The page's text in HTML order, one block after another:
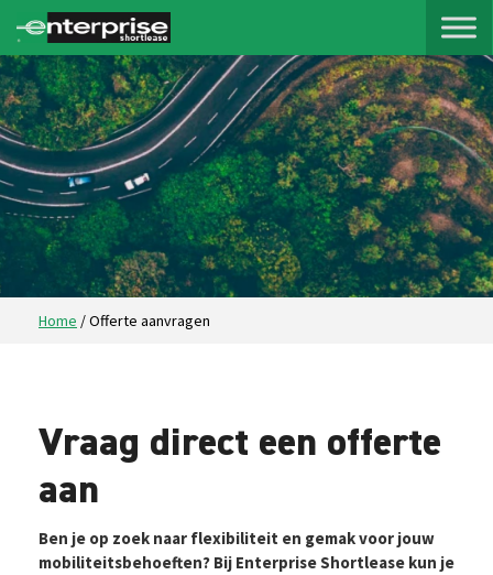
Home /Offerte aanvragen
Vraag direct een offerte
aan
Ben je op zoek naar flexibiliteit en gemak voor jouw
mobiliteitsbehoeften? Bij Enterprise Shortlease kun je